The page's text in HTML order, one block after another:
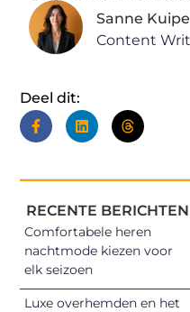
Sanne
Content
Deel dit:
RECENTE BERICHTEN
Comfortabele heren
nachtmode kiezen voor
elk seizoen
Luxe overhemden en het